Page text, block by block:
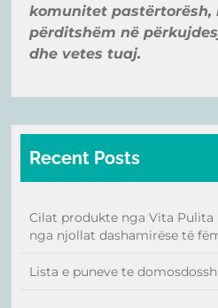
komunitet pastërtorësh,
përditshëm në pë
dhe vetes tuaj.
Recent Posts
Cilat produkte nga Vita Pulita
nga njollat dashamirëse të
Lista e puneve te